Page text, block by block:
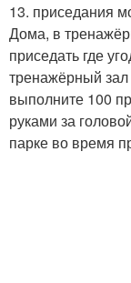
13. приседания
Дома, в
приседать где
тренажёрный
выполните 100
руками за
парке во время